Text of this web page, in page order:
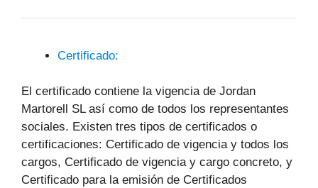
Certificado:
El certificado contiene la vigencia de Jordan
Martorell SL así como de todos los representantes
sociales. Existen tres tipos de certificados o
certificaciones: Certificado de vigencia y todos los
cargos, Certificado de vigencia y cargo concreto, y
Certificado para la emisión de Certificados